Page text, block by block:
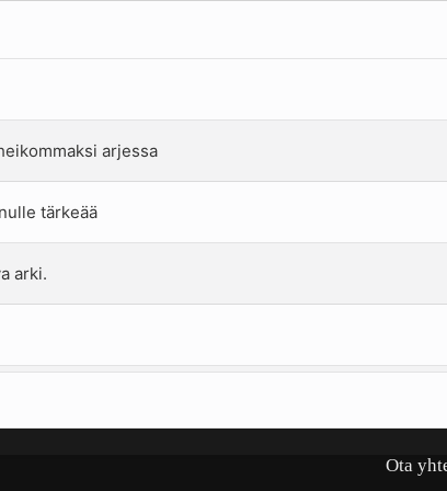
arjessa
tärkeää
arki.
Ota